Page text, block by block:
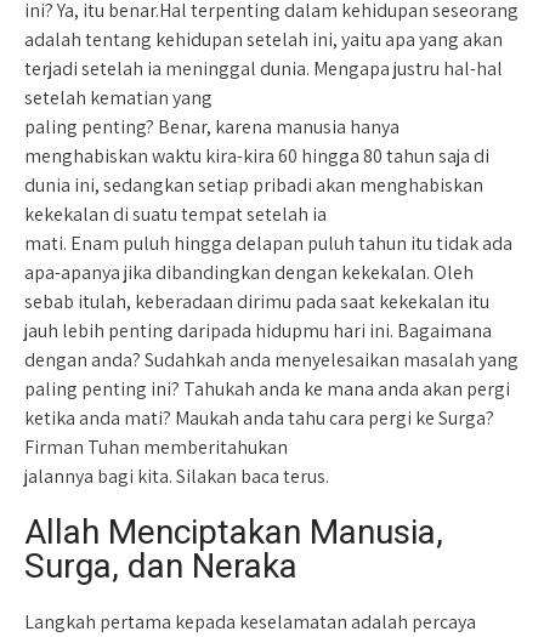
ini? Ya, itu benar.Hal terpenting dalam kehidupan seseorang
adalah tentang kehidupan setelah ini, yaitu apa yang akan
terjadi setelah ia meninggal dunia. Mengapa justru hal-hal
setelah kematian yang
paling penting? Benar, karena manusia hanya
menghabiskan waktu kira-kira 60 hingga 80 tahun saja di
dunia ini, sedangkan setiap pribadi akan menghabiskan
kekekalan di suatu tempat setelah ia
mati. Enam puluh hingga delapan puluh tahun itu tidak ada
apa-apanya jika dibandingkan dengan kekekalan. Oleh
sebab itulah, keberadaan dirimu pada saat kekekalan itu
jauh lebih penting daripada hidupmu hari ini. Bagaimana
dengan anda? Sudahkah anda menyelesaikan masalah yang
paling penting ini? Tahukah anda ke mana anda akan pergi
ketika anda mati? Maukah anda tahu cara pergi ke Surga?
Firman Tuhan memberitahukan
jalannya bagi kita. Silakan baca terus.
Allah Menciptakan Manusia,
Surga, dan Neraka
Langkah pertama kepada keselamatan adalah percaya